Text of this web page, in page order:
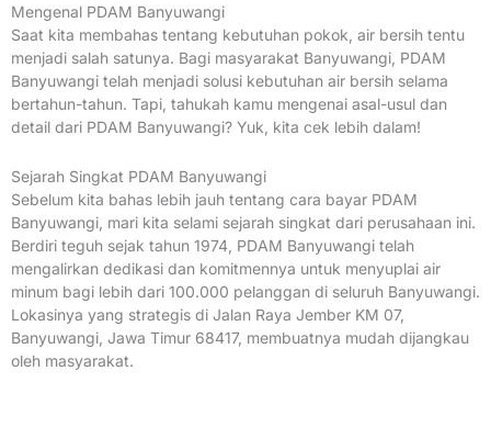
Mengenal PDAM Banyuwangi
Saat kita membahas tentang kebutuhan pokok, air bersih tentu
menjadi salah satunya. Bagi masyarakat Banyuwangi, PDAM
Banyuwangi telah menjadi solusi kebutuhan air bersih selama
bertahun-tahun. Tapi, tahukah kamu mengenai asal-usul dan
detail dari PDAM Banyuwangi? Yuk, kita cek lebih dalam!
Sejarah Singkat PDAM Banyuwangi
Sebelum kita bahas lebih jauh tentang cara bayar PDAM
Banyuwangi, mari kita selami sejarah singkat dari perusahaan ini.
Berdiri teguh sejak tahun 1974, PDAM Banyuwangi telah
mengalirkan dedikasi dan komitmennya untuk menyuplai air
minum bagi lebih dari 100.000 pelanggan di seluruh Banyuwangi.
Lokasinya yang strategis di Jalan Raya Jember KM 07,
Banyuwangi, Jawa Timur 68417, membuatnya mudah dijangkau
oleh masyarakat.